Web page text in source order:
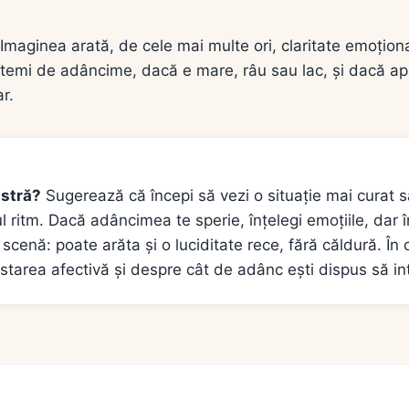
arată, de cele mai multe ori, claritate
de adâncime, dacă e mare, râu sau lac, și dacă
Sugerează că începi să vezi o situație mai curat
ritm. Dacă adâncimea te sperie, înțelegi emoțiile, dar
poate arăta și o luciditate rece, fără căldură.
afectivă și despre cât de adânc ești dispus să